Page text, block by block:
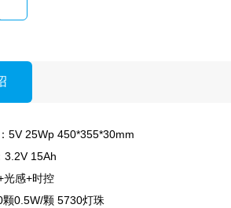
5V 25Wp 450*355*30mm
3.2V 15Ah
光感+时控
0.5W/颗 5730灯珠